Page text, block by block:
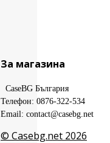
За магазина
CaseBG България
Телефон: 0876-322-534
Email: contact@casebg.net
© Casebg.net 2026